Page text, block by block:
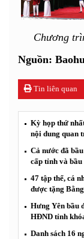
Chương
Nguồn:
Tin liên quan
Kỳ họp thứ
nội dung quan
Cả nước đã
cấp tỉnh và
47 tập thể, cá
được tặng
Hưng Yên bầu
HĐND tỉnh
Danh sách 16